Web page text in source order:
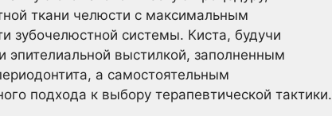
ткани челюсти с максимальным
зубочелюстной системы. Киста, будучи
эпителиальной выстилкой, заполненным
а самостоятельным
подхода к выбору терапевтической тактики.